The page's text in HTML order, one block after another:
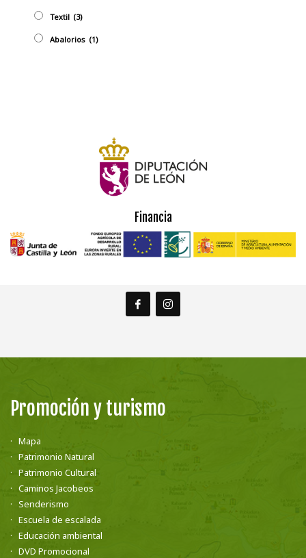
Textil (3)
Abalorios (1)
Financia
Promoción y turismo
Mapa
Patrimonio Natural
Patrimonio Cultural
Caminos Jacobeos
Senderismo
Escuela de escalada
Educación ambiental
DVD Promocional